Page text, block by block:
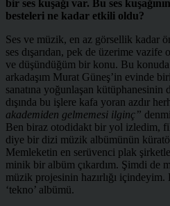
bir ses kuşağı var. Bu ses
besteleri ne kadar etkili oldu?
Ses ve müzik, en az görsellik kadar
ses dışarıdan, pek de üzerime vazife
ve düşündüğüm bir konu. Bu
arkadaşım Murat Güneş’in evinde
sanatına yoğunlaşan
dışında bu işlere kafa yoran azdır
akademiden gelmemesi ilginç”
Ben biraz otodidakt bir yol izledim,
diye bir dizi müzik albümünün
Memleketin en serüvenci plak
minik bir albüm çıkardım. Şimdi de
müzik projesinin hazırlığı
‘tekno’ albümü.